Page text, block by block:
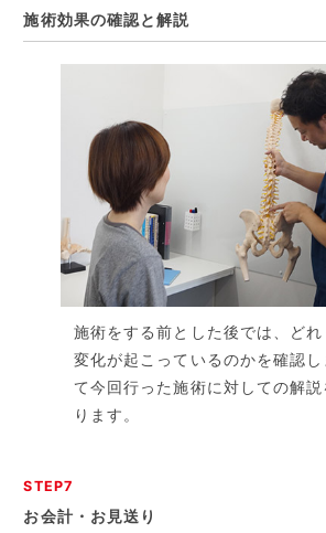
施術効果の確認と解説
施術をする前とした後では、どれ
変化が起こっているのかを確認し
て今回行った施術に対しての解説
ります。
STEP7
お会計・お見送り